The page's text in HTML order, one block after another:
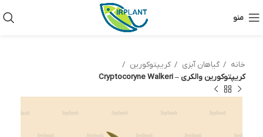
منو
خانه گیاهان آبزی
کریپتوکورین
کریپتوکورین والکری – Cryptocoryne Walkeri